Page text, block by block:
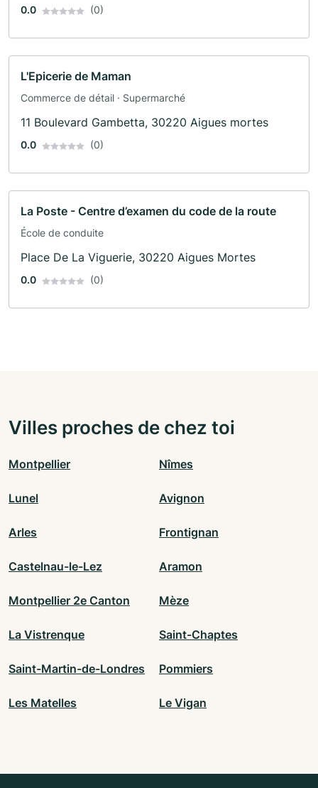
0.0 (0)
L'Epicerie de Maman
Commerce de détail · Supermarché
11 Boulevard Gambetta, 30220 Aigues mortes
0.0 (0)
La Poste - Centre d’examen du code de la route
École de conduite
Place De La Viguerie, 30220 Aigues Mortes
0.0 (0)
Villes proches de chez toi
Montpellier Nîmes
Lunel Avignon
Arles Frontignan
Castelnau-le-Lez Aramon
Montpellier 2e Canton Mèze
La Vistrenque Saint-Chaptes
Saint-Martin-de-Londres Pommiers
Les Matelles Le Vigan